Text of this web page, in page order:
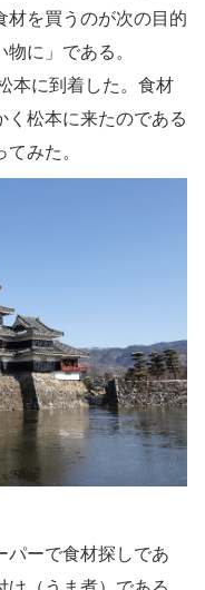
材を買うのが次の目的
に」である。
本に到着した。食材
く松本に来たのである
みた。
ーで食材探しであ